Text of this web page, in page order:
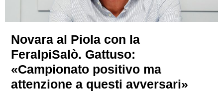
Novara al Piola con la
FeralpiSalò. Gattuso:
«Campionato positivo ma
attenzione a questi avversari»